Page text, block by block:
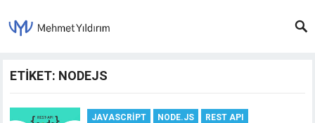
ETIKET: NODEJS
JAVASCRIPT NODE.JS REST API